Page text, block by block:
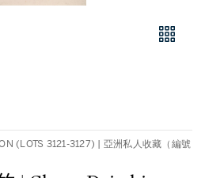
(LOTS 3121-3127) | 亞洲私人收藏（編號